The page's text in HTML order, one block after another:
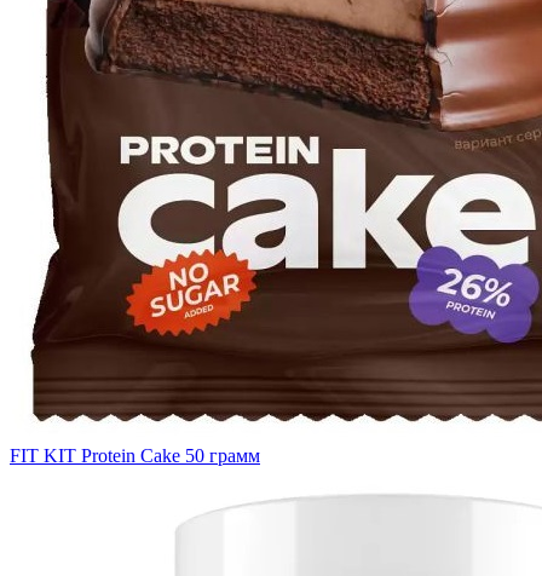
FIT KIT Protein Cake 50 грамм